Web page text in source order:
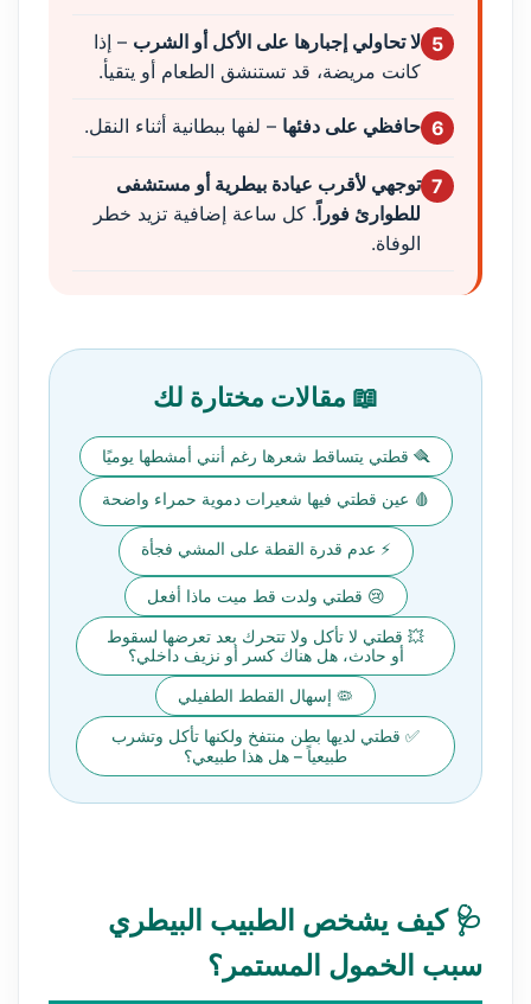
5 لا تحاولي إجبارها على الأكل أو الشرب – إذا
كانت مريضة، قد تستنشق الطعام أو يتقيأ.
6 حافظي على دفئها – لفها ببطانية أثناء النقل.
7 توجهي لأقرب عيادة بيطرية أو مستشفى
للطوارئ فوراً. كل ساعة إضافية تزيد خطر
الوفاة.
📖 مقالات مختارة لك
🪮 قطتي يتساقط شعرها رغم أنني أمشطها يوميًا
🩸 عين قطتي فيها شعيرات دموية حمراء واضحة
⚡ عدم قدرة القطة على المشي فجأة
😢 قطتي ولدت قط ميت ماذا أفعل
💥 قطتي لا تأكل ولا تتحرك بعد تعرضها لسقوط
أو حادث، هل هناك كسر أو نزيف داخلي؟
🦠 إسهال القطط الطفيلي
✅ قطتي لديها بطن منتفخ ولكنها تأكل وتشرب
طبيعياً – هل هذا طبيعي؟
🩺 كيف يشخص الطبيب البيطري
سبب الخمول المستمر؟